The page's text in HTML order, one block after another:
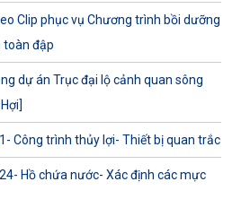
Clip phục vụ Chương trình bồi dưỡng
toàn đập
dự án Trục đại lộ cảnh quan sông
Công trình thủy lợi- Thiết bị quan trắc
Hồ chứa nước- Xác định các mực